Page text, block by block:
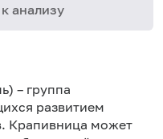
анализу
– группа
развитием
Крапивница может